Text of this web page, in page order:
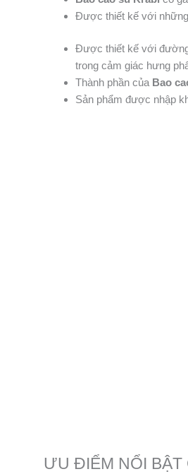
Được thiết kế với những
Được thiết kế với đường
trong cảm giác hưng
Thành phần của Bao
Sản phẩm được nhập
ƯU ĐIỂM NỔI BẬT